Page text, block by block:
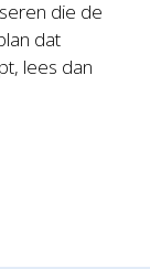
die de
dat
lees dan